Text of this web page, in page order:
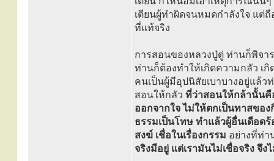
เตียนผู้ทำผิดจนหมดกำลังใจ แต่
ที่แท้จริง
การสอนของหลวงปู่ดู่ ท่านก็พิจา
ท่านก็ต้องทำให้เกิดความกลัว เ
คนเป็นผู้มีอุปนิสัยเบาบางอยู่แล้
สอนให้กลัว ที่ว่าสอนให้กล้านั้นคื
ออกจากใจ ไม่ให้ตกเป็นทาสขอ
ธรรมเป็นโทษ ทำแล้วผู้อื่นเดือด
สงฆ์ เชื่อในเรื่องกรรม อย่างที่ท่า
จริงมีอยู่ แต่เรามันไม่เชื่อจริง จึง